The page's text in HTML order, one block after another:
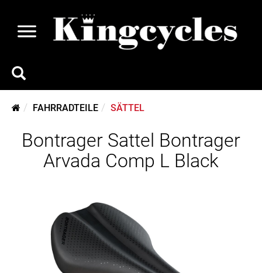
FAHRRADTEILE SÄTTEL
Bontrager Sattel Bontrager
Arvada Comp L Black